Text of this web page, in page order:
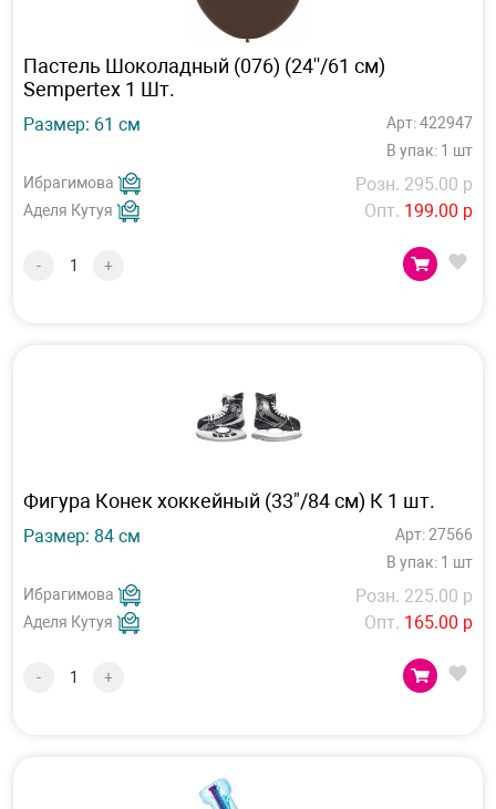
Пастель Шоколадный (076) (24''/61 см)
Sempertex 1 Шт.
Размер: 61 см
Арт: 422947
В упак: 1 шт
Ибрагимова
Аделя Кутуя
Розн. 295.00 р
Опт. 199.00 р
- +
Фигура Конек хоккейный (33"/84 см) К 1 шт.
Размер: 84 см
Арт: 27566
В упак: 1 шт
Ибрагимова
Аделя Кутуя
Розн. 225.00 р
Опт. 165.00 р
- +